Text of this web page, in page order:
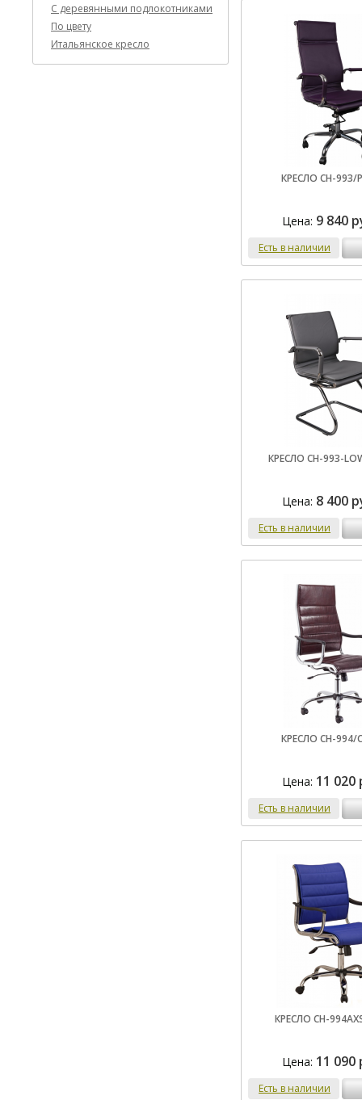
C деревянными подлокотниками
По цвету
Итальянское кресло
КРЕСЛО CH-993/
Цена: 9 840
Есть в наличии
КРЕСЛО CH-993-
Цена: 8 400
Есть в наличии
КРЕСЛО CH-994/
Цена: 11 020
Есть в наличии
КРЕСЛО CH-
Цена: 11 090
Есть в наличии